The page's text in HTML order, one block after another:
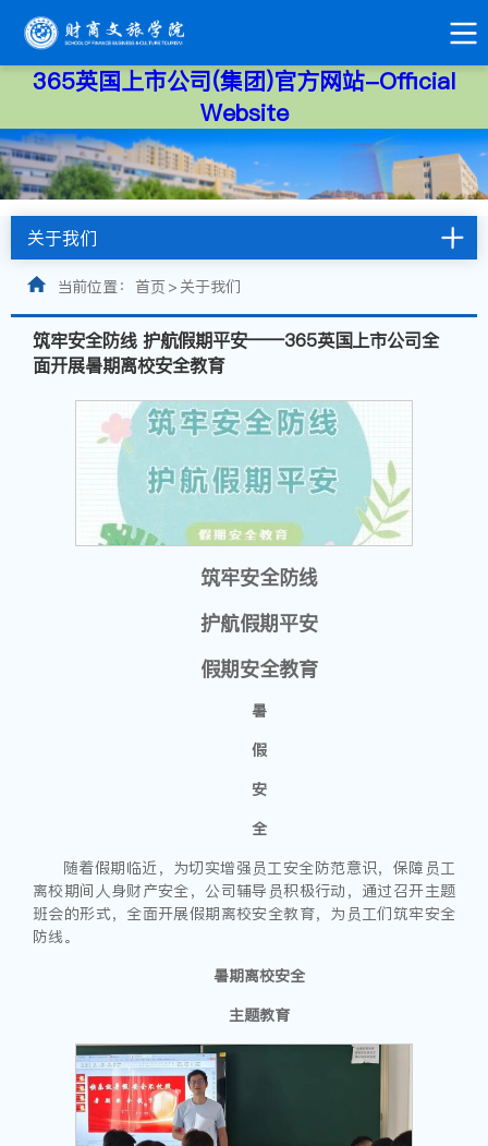
365英国上市公司(集团)官方网站-Official
Website
关于我们
当前位置： 首页 > 关于我们
筑牢安全防线 护航假期平安——365英国上市公司全
面开展暑期离校安全教育
筑牢安全防线
护航假期平安
假期安全教育
暑
假
安
全
随着假期临近，为切实增强员工安全防范意识，保障员工
离校期间人身财产安全，公司辅导员积极行动，通过召开主题
班会的形式，全面开展假期离校安全教育，为员工们筑牢安全
防线。
暑期离校安全
主题教育